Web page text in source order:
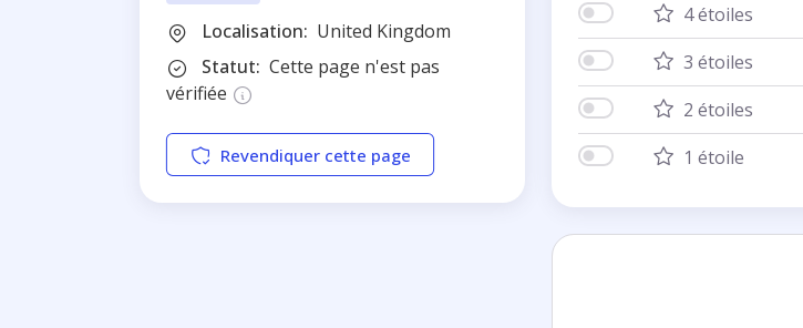
Localisation: United Kingdom
Statut: Cette page n'est pas
vérifiée
Revendiquer cette page
4 étoiles
3 étoiles
2 étoiles
1 étoile